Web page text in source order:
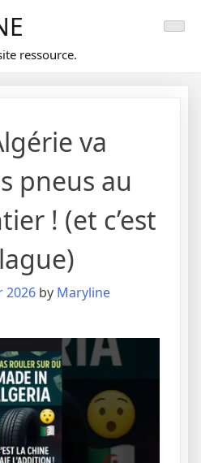
ressource.
va
pneus au
! (et c’est
2026 by Maryline